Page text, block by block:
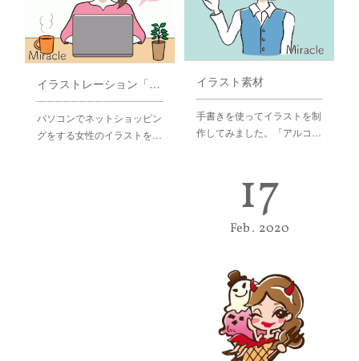
イラストレーション「オンラインショッピングをする女性」
パソコンでネットショッピン
グをする女性のイラストを…
イラスト素材
手書きを使ってイラストを制
作してみました。「アルコ…
17
Feb 2020